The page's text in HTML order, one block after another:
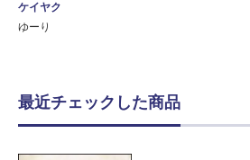
ケイヤク
ゆーり
最近チェックした商品